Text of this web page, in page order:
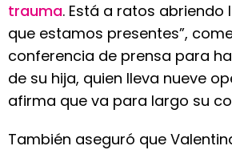
trauma. Está a ratos abriendo
que estamos presentes”,
conferencia de prensa para
de su hija, quien lleva nueve
afirma que va para largo su
También aseguró que